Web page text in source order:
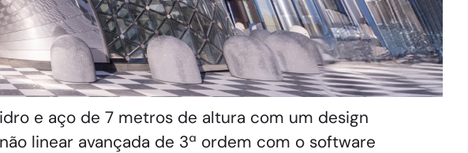
e aço de 7 metros de altura com um design
linear avançada de 3ª ordem com o software